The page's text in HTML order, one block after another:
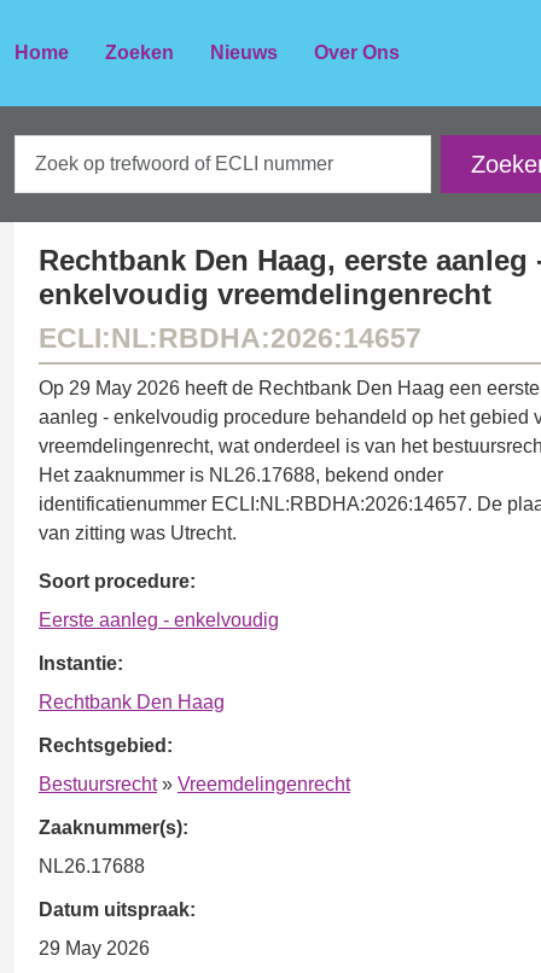
Home Zoeken Nieuws Over Ons
Rechtbank Den Haag, eerste aanleg
enkelvoudig vreemdelingenrecht
ECLI:NL:RBDHA:2026:14657
Op 29 May 2026 heeft de Rechtbank Den Haag een eerste
aanleg - enkelvoudig procedure behandeld op het gebied
vreemdelingenrecht, wat onderdeel is van het
Het zaaknummer is NL26.17688, bekend onder
identificatienummer ECLI:NL:RBDHA:2026:14657. De
van zitting was Utrecht.
Soort procedure:
Eerste aanleg - enkelvoudig
Instantie:
Rechtbank Den Haag
Rechtsgebied:
Bestuursrecht» Vreemdelingenrecht
Zaaknummer(s):
NL26.17688
Datum uitspraak:
29 May 2026